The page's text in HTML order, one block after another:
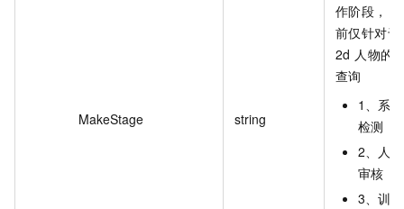
MakeStage string
作阶段，目
前仅针对于
2d 人物的
查询
1、系统
检测
2、人工
审核
3、训练